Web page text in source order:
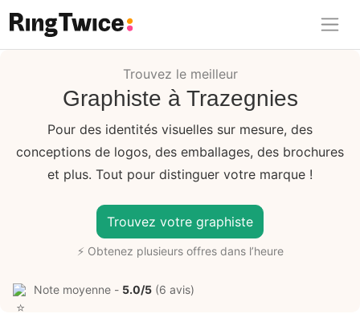
Ring Twice
Trouvez le meilleur
Graphiste à Trazegnies
Pour des identités visuelles sur mesure, des
conceptions de logos, des emballages, des brochures
et plus. Tout pour distinguer votre marque !
Trouvez votre graphiste
⚡ Obtenez plusieurs offres dans l’heure
Note moyenne - 5.0/5 (6 avis)